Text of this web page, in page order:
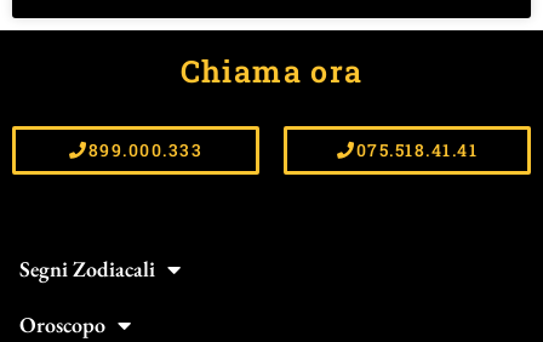
Chiama ora
899.000.333 075.518.41.41
Segni Zodiacali
Oroscopo